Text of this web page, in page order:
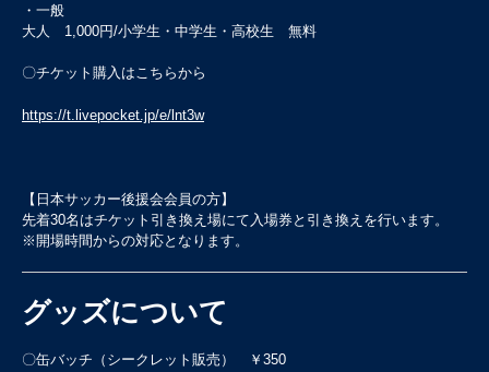
・一般
大人 1,000円/小学生・中学生・高校生 無料
〇チケット購入はこちらから
https://t.livepocket.jp/e/lnt3w
【日本サッカー後援会会員の方】
先着30名はチケット引き換え場にて入場券と引き換えを行います。
※開場時間からの対応となります。
グッズについて
〇缶バッチ（シークレット販売） ￥350